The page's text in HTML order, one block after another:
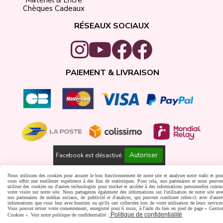
Chèques Cadeaux
RÉSEAUX SOCIAUX
PAIEMENT & LIVRAISON
Facebook est désactivé.
Autoriser
Gestion cookies
Créer un site internet
Nous utilisons des cookies pour assurer le bon fonctionnement de notre site et analyser notre trafic et
vous offrir une meilleure expérience à des fins de statistiques. Pour cela, nos partenaires et nous
utiliser des cookies ou d'autres technologies pour stocker et accéder à des informations personnelles
votre visite sur notre site. Nous partageons également des informations sur l'utilisation de notre site
nos partenaires de médias sociaux, de publicité et d'analyse, qui peuvent combiner celles-ci avec
informations que vous leur avez fournies ou qu'ils ont collectées lors de votre utilisation de leurs
Vous pouvez retirer votre consentement, enregistré pour 6 mois, à l'aide du lien en pied de page «
Cookies ». Voir notre politique de confidentialité : Politique de confidentialité